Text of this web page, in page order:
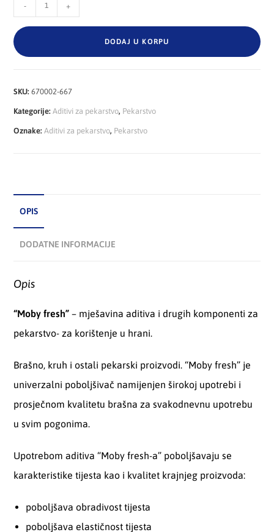
- +
DODAJ U KORPU
SKU:670002-667
Kategorije:Aditivi za pekarstvo, Pekarstvo
Oznake:Aditivi za pekarstvo, Pekarstvo
OPIS
DODATNE INFORMACIJE
Opis
“Moby fresh” – mješavina aditiva i drugih komponenti za
pekarstvo- za korištenje u hrani.
Brašno, kruh i ostali pekarski proizvodi. “Moby fresh” je
univerzalni poboljšivač namijenjen širokoj upotrebi i
prosječnom kvalitetu brašna za svakodnevnu upotrebu
u svim pogonima.
Upotrebom aditiva “Moby fresh-a” poboljšavaju se
karakteristike tijesta kao i kvalitet krajnjeg proizvoda:
poboljšava obradivost tijesta
poboljšava elastičnost tijesta